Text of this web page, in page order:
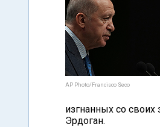
AP Photo/Francisco Seco
изгнанных со своих
Эрдоган.